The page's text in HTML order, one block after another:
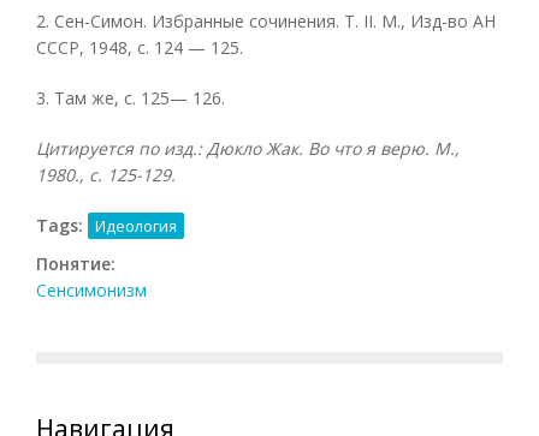
2. Сен-Симон. Избранные сочинения. Т. II. М., Изд-во АН
СССР, 1948, с. 124 — 125.
3. Там же, с. 125— 126.
Цитируется по изд.: Дюкло Жак. Во что я верю. М.,
1980., с. 125-129.
Tags: Идеология
Понятие:
Сенсимонизм
Навигация